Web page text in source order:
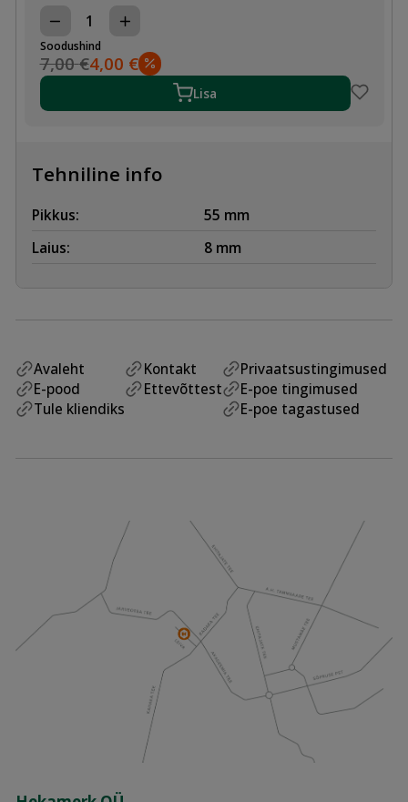
SAELEHT
TIKKSAELE
TEEMANT
KERAAMILISELE
PLAADILE
55/8mm,
Soodushind
7,00 €
Algne hind oli: 7,00 €.
4,00 €
Praegune hind on: 4,00 €.
Lisa
Tehniline info
Pikkus:
55 mm
Laius:
8 mm
Avaleht
E-pood
Tule kliendiks
Kontakt
Ettevõttest
Privaatsustingimused
E-poe tingimused
E-poe tagastused